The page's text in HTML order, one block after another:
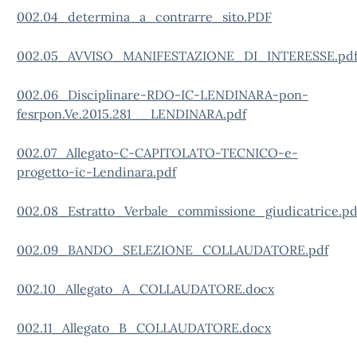
002.04_determina_a_contrarre_sito.PDF
002.05_AVVISO_MANIFESTAZIONE_DI_INTERESSE.pdf
002.06_Disciplinare-RDO-IC-LENDINARA-pon-
fesrpon.Ve.2015.281__LENDINARA.pdf
002.07_Allegato-C-CAPITOLATO-TECNICO-e-
progetto-ic-Lendinara.pdf
002.08_
002.09_BANDO_SELEZIONE_COLLAUDATORE.pdf
002.10_Allegato_A_COLLAUDATORE.docx
002.11_Allegato_B_COLLAUDATORE.docx